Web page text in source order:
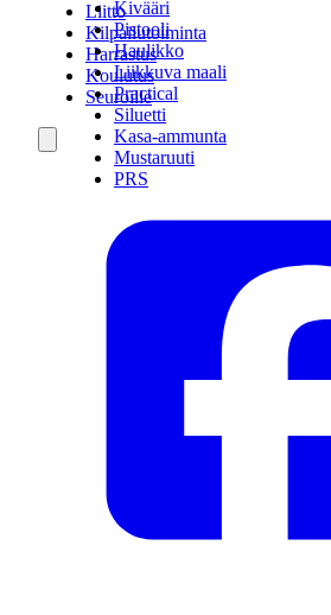
Kivääri
Pistooli
Haulikko
Liikkuva maali
Practical
Siluetti
Kasa-ammunta
Mustaruuti
PRS
Liitto
Kilpailutoiminta
Harrastus
Koulutus
Seuroille